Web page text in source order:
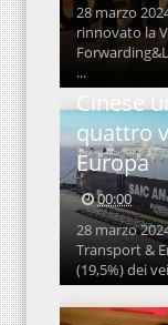
28 marzo
rinnovato la
...
Cinese
quattro
Europa
00:00
28 marzo
Transport &
(19,5%) dei